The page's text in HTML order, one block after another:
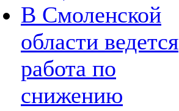
В Смоленской
области ведется
работа по
снижению